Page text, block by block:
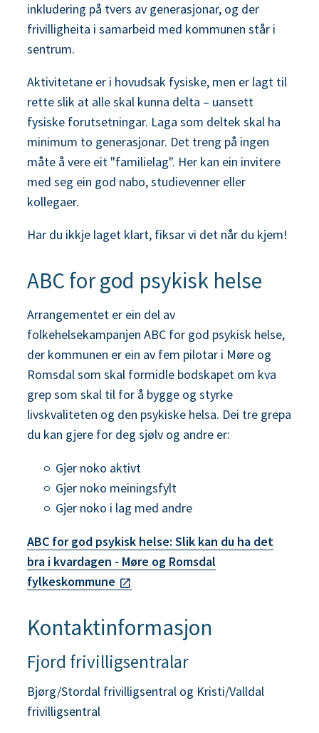
inkludering på tvers av generasjonar, og der
frivilligheita i samarbeid med kommunen står i
sentrum.
Aktivitetane er i hovudsak fysiske, men er lagt til
rette slik at alle skal kunna delta – uansett
fysiske forutsetningar. Laga som deltek skal ha
minimum to generasjonar. Det treng på ingen
måte å vere eit "familielag". Her kan ein invitere
med seg ein god nabo, studievenner eller
kollegaer.
Har du ikkje laget klart, fiksar vi det når du kjem!
ABC for god psykisk helse
Arrangementet er ein del av
folkehelsekampanjen ABC for god psykisk helse,
der kommunen er ein av fem pilotar i Møre og
Romsdal som skal formidle bodskapet om kva
grep som skal til for å bygge og styrke
livskvaliteten og den psykiske helsa. Dei tre grepa
du kan gjere for deg sjølv og andre er:
Gjer noko aktivt
Gjer noko meiningsfylt
Gjer noko i lag med andre
ABC for god psykisk helse: Slik kan du ha det
bra i kvardagen - Møre og Romsdal
fylkeskommune
Kontaktinformasjon
Fjord frivilligsentralar
Bjørg/Stordal frivilligsentral og Kristi/Valldal
frivilligsentral